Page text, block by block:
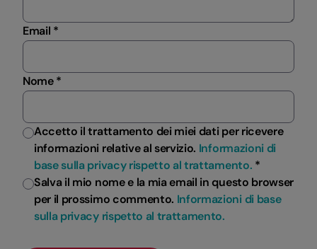
Email *
Nome *
Accetto il trattamento dei miei dati per ricevere
informazioni relative al servizio. Informazioni di
base sulla privacy rispetto al trattamento. *
Salva il mio nome e la mia email in questo browser
per il prossimo commento. Informazioni di base
sulla privacy rispetto al trattamento.